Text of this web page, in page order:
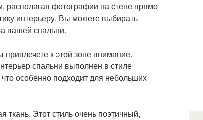
располагая фотографии на стене прямо
интерьеру. Вы можете выбирать
вашей спальни.
к этой зоне внимание.
спальни выполнен в стиле
особенно подходит для небольших
ткань. Этот стиль очень поэтичный,